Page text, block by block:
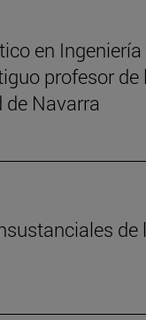
en Ingeniería
profesor de
de Navarra
de